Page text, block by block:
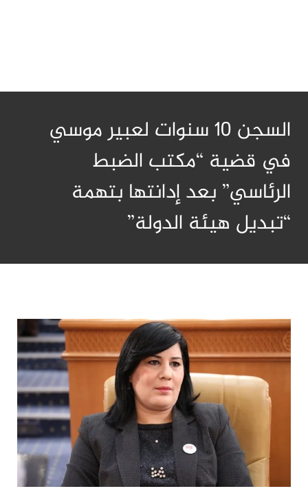
السجن 10 سنوات لعبير موسي
في قضية “مكتب الضبط
الرئاسي” بعد إدانتها بتهمة
“تبديل هيئة الدولة”